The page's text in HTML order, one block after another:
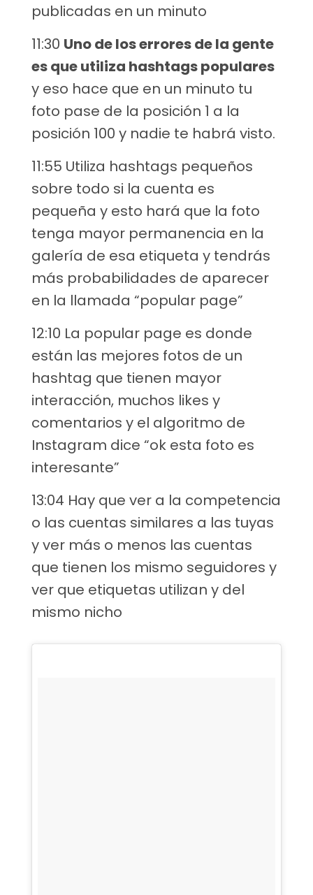
publicadas en un minuto
11:30 Uno de los errores de la gente
es que utiliza hashtags populares
y eso hace que en un minuto tu
foto pase de la posición 1 a la
posición 100 y nadie te habrá visto.
11:55 Utiliza hashtags pequeños
sobre todo si la cuenta es
pequeña y esto hará que la foto
tenga mayor permanencia en la
galería de esa etiqueta y tendrás
más probabilidades de aparecer
en la llamada “popular page”
12:10 La popular page es donde
están las mejores fotos de un
hashtag que tienen mayor
interacción, muchos likes y
comentarios y el algoritmo de
Instagram dice “ok esta foto es
interesante”
13:04 Hay que ver a la competencia
o las cuentas similares a las tuyas
y ver más o menos las cuentas
que tienen los mismo seguidores y
ver que etiquetas utilizan y del
mismo nicho